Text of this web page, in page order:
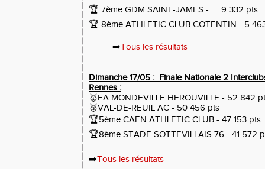
🏆 7ème GDM SAINT-JAMES - 9 332 pts
🏆 8ème ATHLETIC CLUB COTENTIN - 5
➡️Tous les résultats
Dimanche 17/05 : Finale Nationale 2
Rennes :
🥇EA MONDEVILLE HEROUVILLE - 52 842
🥉VAL-DE-REUIL AC - 50 456 pts
🏆5ème CAEN ATHLETIC CLUB - 47 153 pts
🏆8ème STADE SOTTEVILLAIS 76 - 41 572
➡️Tous les résultats